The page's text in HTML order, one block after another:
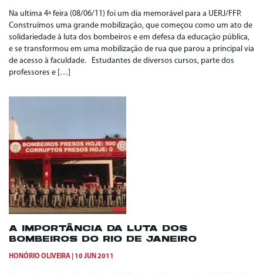
Na ultima 4ª feira (08/06/11) foi um dia memorável para a UERJ/FFP.
Construímos uma grande mobilização, que começou como um ato de
solidariedade à luta dos bombeiros e em defesa da educação pública,
e se transformou em uma mobilização de rua que parou a principal via
de acesso à faculdade. Estudantes de diversos cursos, parte dos
professores e […]
A IMPORTÂNCIA DA LUTA DOS
BOMBEIROS DO RIO DE JANEIRO
HONÓRIO OLIVEIRA 10 JUN 2011